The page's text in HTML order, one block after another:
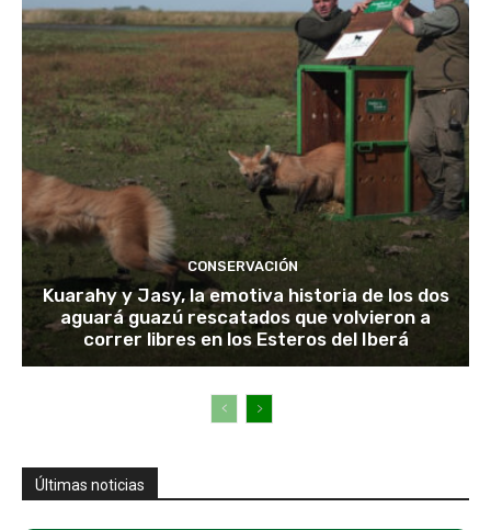
CONSERVACIÓN
Kuarahy y Jasy, la emotiva historia de los dos
aguará guazú rescatados que volvieron a
correr libres en los Esteros del Iberá
Últimas noticias